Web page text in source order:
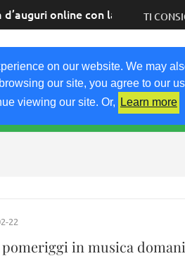
on our website. We may
our site, you agree to our
viewing our site. Or,
Learn more
d’auguri online con la speranza
TI
RICETTE KM0
22
pomeriggi in musica